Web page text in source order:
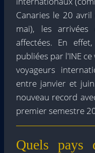
Canaries le 20
mai), les
affectées. En
publiées par l'INE
voyageurs
entre janvier et
nouveau record
premier semestre
Quels pays